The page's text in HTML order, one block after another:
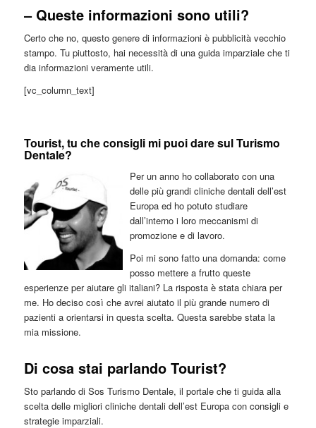
– Queste informazioni sono utili?
Certo che no, questo genere di informazioni è pubblicità vecchio
stampo. Tu piuttosto, hai necessità di una guida imparziale che ti
dia informazioni veramente utili.
[vc_column_text]
Tourist, tu che consigli mi puoi dare sul Turismo
Dentale?
Per un anno ho collaborato con una
delle più grandi cliniche dentali dell’est
Europa ed ho potuto studiare
dall’interno i loro meccanismi di
promozione e di lavoro.
Poi mi sono fatto una domanda: come
posso mettere a frutto queste
esperienze per aiutare gli italiani? La risposta è stata chiara per
me. Ho deciso così che avrei aiutato il più grande numero di
pazienti a orientarsi in questa scelta. Questa sarebbe stata la
mia missione.
Di cosa stai parlando Tourist?
Sto parlando di Sos Turismo Dentale, il portale che ti guida alla
scelta delle migliori cliniche dentali dell’est Europa con consigli e
strategie imparziali.